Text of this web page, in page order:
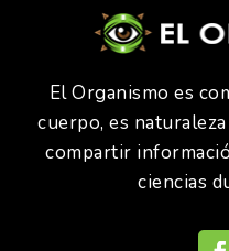
El Organismo es
cuerpo, es
compartir
ciencias